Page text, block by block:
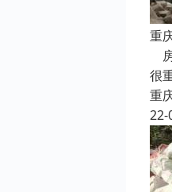
重
很
重
22-